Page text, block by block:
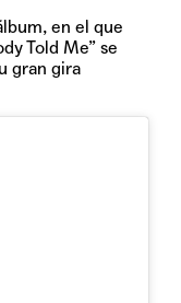
en el que
Told Me” se
gran gira